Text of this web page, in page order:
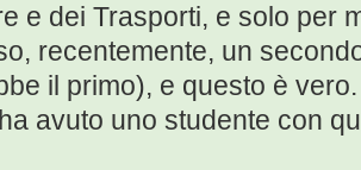
e dei Trasporti, e solo per
recentemente, un
il primo), e questo è
avuto uno studente con